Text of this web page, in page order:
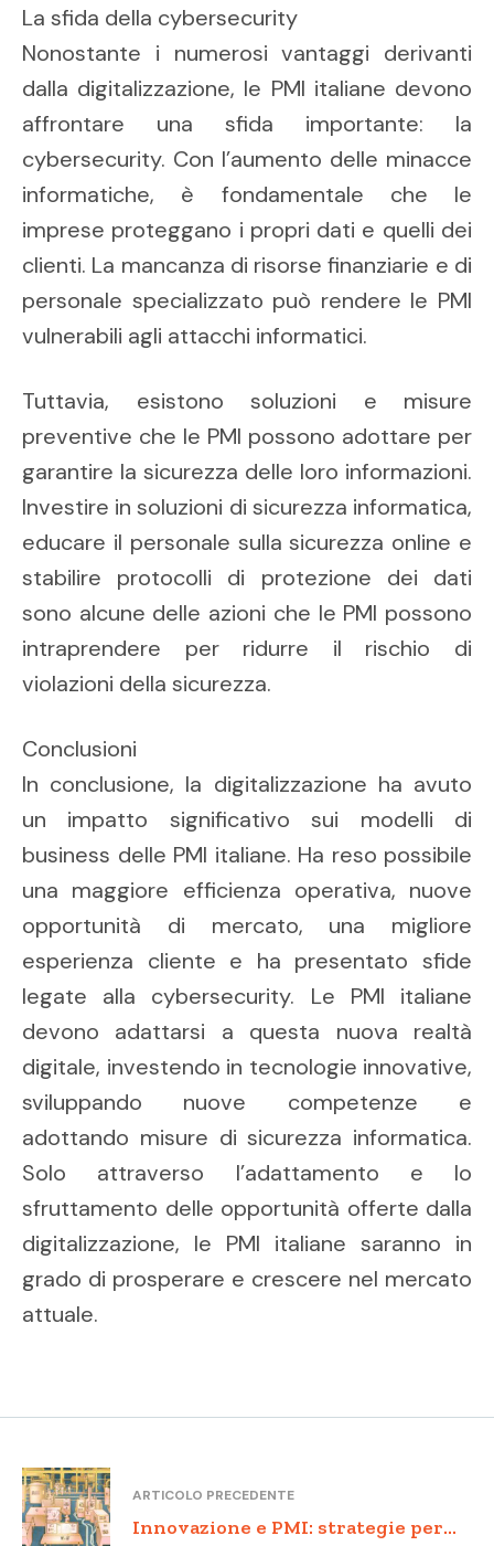
La sfida della cybersecurity
Nonostante i numerosi vantaggi derivanti
dalla digitalizzazione, le PMI italiane devono
affrontare una sfida importante: la
cybersecurity. Con l’aumento delle minacce
informatiche, è fondamentale che le
imprese proteggano i propri dati e quelli dei
clienti. La mancanza di risorse finanziarie e di
personale specializzato può rendere le PMI
vulnerabili agli attacchi informatici.
Tuttavia, esistono soluzioni e misure
preventive che le PMI possono adottare per
garantire la sicurezza delle loro informazioni.
Investire in soluzioni di sicurezza informatica,
educare il personale sulla sicurezza online e
stabilire protocolli di protezione dei dati
sono alcune delle azioni che le PMI possono
intraprendere per ridurre il rischio di
violazioni della sicurezza.
Conclusioni
In conclusione, la digitalizzazione ha avuto
un impatto significativo sui modelli di
business delle PMI italiane. Ha reso possibile
una maggiore efficienza operativa, nuove
opportunità di mercato, una migliore
esperienza cliente e ha presentato sfide
legate alla cybersecurity. Le PMI italiane
devono adattarsi a questa nuova realtà
digitale, investendo in tecnologie innovative,
sviluppando nuove competenze e
adottando misure di sicurezza informatica.
Solo attraverso l’adattamento e lo
sfruttamento delle opportunità offerte dalla
digitalizzazione, le PMI italiane saranno in
grado di prosperare e crescere nel mercato
attuale.
ARTICOLO PRECEDENTE
Innovazione e PMI: strategie per